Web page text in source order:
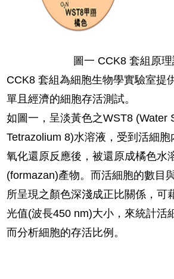
圖一 CCK8 套組原理
CCK8 套組為細胞生物學實驗室提
單且經濟的細胞存活測試。
如圖一，呈淡黃色之WST8 (Water
Tetrazolium 8)水溶液，受到活細
氧化還原反應後，被還原成橘色水
(formazan)產物。而活細胞的數目
所呈現之顏色深淺成正比關係，可
光值(波長450 nm)大小，來統計活
而分析細胞的存活比例。